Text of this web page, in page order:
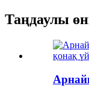
Таңдаулы